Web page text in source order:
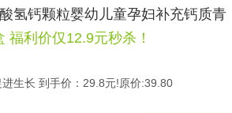
氢钙颗粒婴幼儿童孕妇补充钙质青
福利价仅12.9元秒杀！
生长 到手价：29.8元!原价:39.80